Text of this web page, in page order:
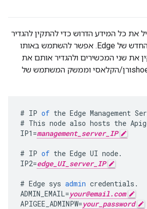
את כל המידע הדרוש כדי להתקין להגדיר
את ממשק המשתמש החדש של Edge. אפשר להשתמש באותו
את שני המכשירים ולהגדיר אותם את
ממשק המשתמש של shoeורן/הקלאסי וממשק המשתמש של
# IP of the Edge Management
# This node also hosts the
IP1 =management_server_IP
# IP of the Edge UI node.
IP2=edge_UI_server_IP
# Edge sys admin credentials .
ADMIN_EMAIL=your@email.com
APIGEE_ADMINPW=your_password